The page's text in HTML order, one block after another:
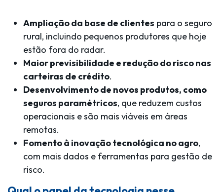
Ampliação da base de clientes para o seguro
rural, incluindo pequenos produtores que hoje
estão fora do radar.
Maior previsibilidade e redução do risco nas
carteiras de crédito.
Desenvolvimento de novos produtos, como
seguros paramétricos, que reduzem custos
operacionais e são mais viáveis em áreas
remotas.
Fomento à inovação tecnológica no agro,
com mais dados e ferramentas para gestão de
risco.